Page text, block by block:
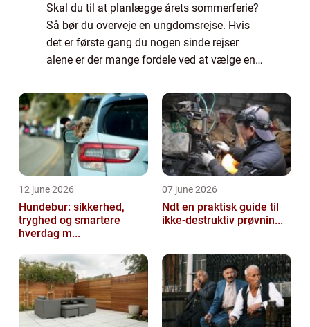
Skal du til at planlægge årets sommerferie?
Så bør du overveje en ungdomsrejse. Hvis
det er første gang du nogen sinde rejser
alene er der mange fordele ved at vælge en
12 june 2026
Hundebur: sikkerhed,
tryghed og smartere
hverdag m...
07 june 2026
Ndt en praktisk guide til
ikke-destruktiv prøvnin...